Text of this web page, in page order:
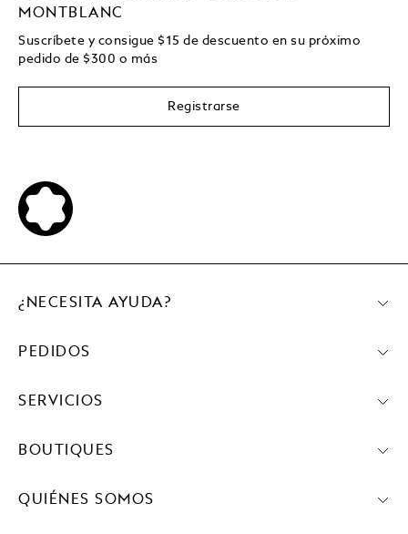
MONTBLANC
Suscríbete y consigue $15 de descuento en su próximo
pedido de $300 o más
Registrarse
¿NECESITA AYUDA?
PEDIDOS
SERVICIOS
BOUTIQUES
QUIÉNES SOMOS